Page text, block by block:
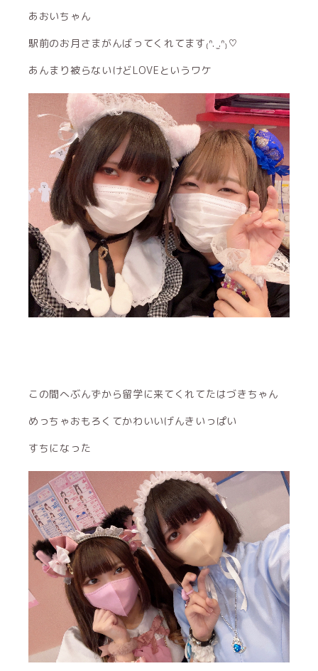
あおいちゃん
駅前のお月さまがんばってくれてます₍ᐢ. ̫.ᐢ₎♡
あんまり被らないけどLOVEというワケ
この間へぶんずから留学に来てくれてたはづきちゃん
めっちゃおもろくてかわいいげんきいっぱい
すちになった